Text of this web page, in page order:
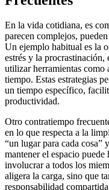
En la vida cotidiana, es
parecen complejos,
Un ejemplo habitual es la
estrés y la procrastinación,
utilizar herramientas como
tiempo. Estas estrategias
un tiempo específico,
productividad.
Otro contratiempo
en lo que respecta a la
“un lugar para cada cosa”
mantener el espacio
involucrar a todos los
aligera la carga, sino que
responsabilidad